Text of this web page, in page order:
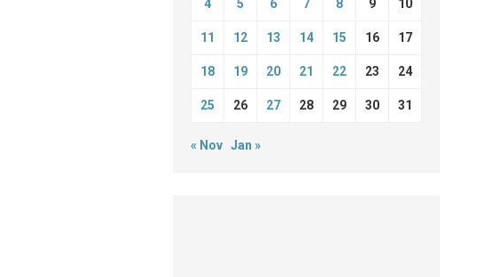
4 5 6 7 8 9 10
11 12 13 14 15 16 17
18 19 20 21 22 23 24
25 26 27 28 29 30 31
« Nov Jan »